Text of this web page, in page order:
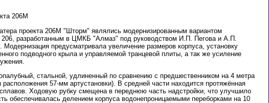
206М
проекта 206М "Шторм" являлись модернизированным вариантом
206, разработанным в ЦМКБ "Алмаз" под руководством И.П. Пегова и А.П.
Модернизация предусматривала увеличение размеров корпуса, установку
подводного крыла и управляемой транцевой плиты, а так же усиление
стальной, удлиненный по сравнению с предшественником на 4 метра
57-мм артустановки). В средней части находится протяжённая
сплавов. Ходовую рубку смещена в переднюю часть надстройки, что улучшило
обеспечивалась делением корпуса водонепроницаемыми переборками на 10